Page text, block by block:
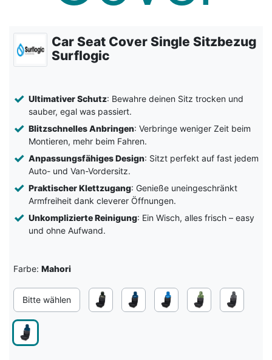
Car Seat Cover Single Sitzbezug
Surflogic
Ultimativer Schutz: Bewahre deinen Sitz trocken und
sauber, egal was passiert.
Blitzschnelles Anbringen: Verbringe weniger Zeit beim
Montieren, mehr beim Fahren.
Anpassungsfähiges Design: Sitzt perfekt auf fast jedem
Auto- und Van-Vordersitz.
Praktischer Klettzugang: Genieße uneingeschränkt
Armfreiheit dank cleverer Öffnungen.
Unkomplizierte Reinigung: Ein Wisch, alles frisch – easy
und ohne Aufwand.
Farbe: Mahori
Bitte wählen